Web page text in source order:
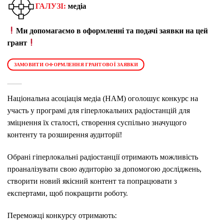
ГАЛУЗІ: медіа
Ми допомагаємо в оформленні та подачі заявки на цей
грант
ЗАМОВИТИ ОФОРМЛЕННЯ ГРАНТОВОЇ ЗАЯВКИ
Національна асоціація медіа (НАМ) оголошує конкурс на
участь у програмі для гіперлокальних радіостанцій для
зміцнення їх сталості, створення суспільно значущого
контенту та розширення аудиторії!
Обрані гіперлокальні радіостанції отримають можливість
проаналізувати свою аудиторію за допомогою досліджень,
створити новий якісний контент та попрацювати з
експертами, щоб покращити роботу.
Переможці конкурсу отримають: